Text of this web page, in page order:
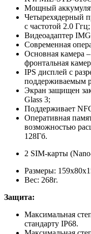
Мощный
Четырехядерный
с частотой 2.0 Ггц;
Видеоадаптер
Современная
Основная камера
фронтальная
IPS дисплей с
поддерживаемым
Экран защищен
Glass 3;
Поддерживает
Оперативная
возможностью
128Гб.
2 SIM-карты
Размеры:
Вес: 268г.
Защита:
Максимальная
стандарту IP68.